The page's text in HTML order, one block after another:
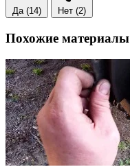
Да (14) Нет (2)
Похожие материалы